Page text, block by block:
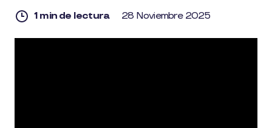
1 min de lectura 28 Noviembre 2025